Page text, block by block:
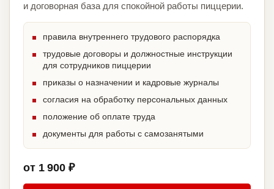
и договорная база для спокойной работы пиццерии.
правила внутреннего трудового распорядка
трудовые договоры и должностные инструкции
для сотрудников пиццерии
приказы о назначении и кадровые журналы
согласия на обработку персональных данных
положение об оплате труда
документы для работы с самозанятыми
от 1 900 ₽